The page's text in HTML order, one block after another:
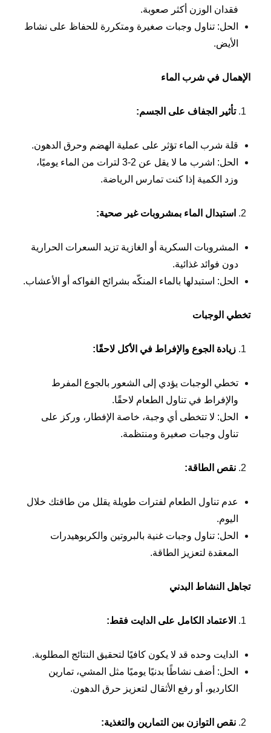
فقدان الوزن أكثر صعوبة.
الحل: تناول وجبات صغيرة ومتكررة للحفاظ على نشاط
الأيض.
الإهمال في شرب الماء
تأثير الجفاف على الجسم:
قلة شرب الماء تؤثر على عملية الهضم وحرق الدهون.
الحل: اشرب ما لا يقل عن 2-3 لترات من الماء يوميًا،
وزد الكمية إذا كنت تمارس الرياضة.
استبدال الماء بمشروبات غير صحية:
المشروبات السكرية أو الغازية تزيد السعرات الحرارية
دون فوائد غذائية.
الحل: استبدلها بالماء المنكّه بشرائح الفواكه أو الأعشاب.
تخطي الوجبات
زيادة الجوع والإفراط في الأكل لاحقًا:
تخطي الوجبات يؤدي إلى الشعور بالجوع المفرط
والإفراط في تناول الطعام لاحقًا.
الحل: لا تتخطى أي وجبة، خاصة الإفطار، وركز على
تناول وجبات صغيرة ومنتظمة.
نقص الطاقة:
عدم تناول الطعام لفترات طويلة يقلل من طاقتك خلال
اليوم.
الحل: تناول وجبات غنية بالبروتين والكربوهيدرات
المعقدة لتعزيز الطاقة.
تجاهل النشاط البدني
الاعتماد الكامل على الدايت فقط:
الدايت وحده قد لا يكون كافيًا لتحقيق النتائج المطلوبة.
الحل: أضف نشاطًا بدنيًا يوميًا مثل المشي، تمارين
الكارديو، أو رفع الأثقال لتعزيز حرق الدهون.
نقص التوازن بين التمارين والتغذية: